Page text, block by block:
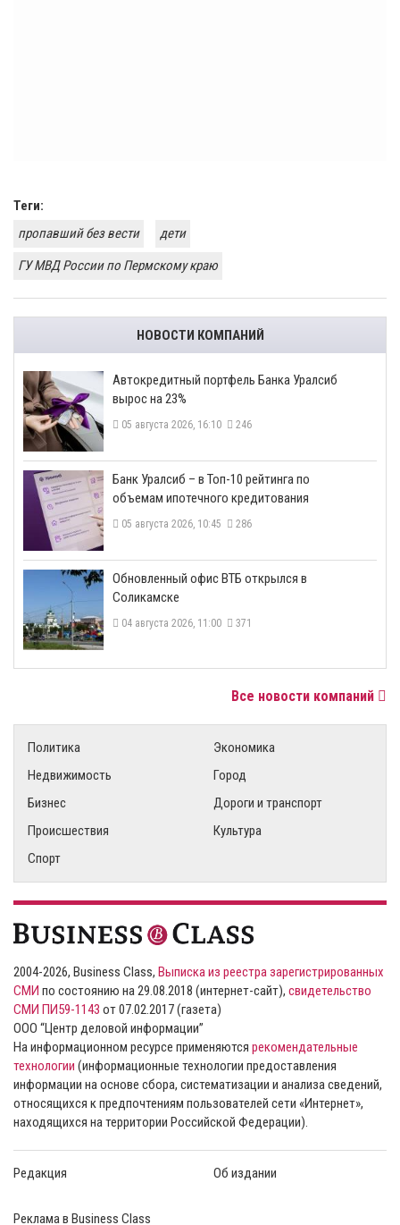
Теги:
пропавший без вести
дети
ГУ МВД России по Пермскому краю
НОВОСТИ КОМПАНИЙ
​Автокредитный портфель Банка Уралсиб
вырос на 23%
05 августа 2026, 16:10 246
​Банк Уралсиб – в Топ-10 рейтинга по
объемам ипотечного кредитования
05 августа 2026, 10:45 286
​Обновленный офис ВТБ открылся в
Соликамске
04 августа 2026, 11:00 371
Все новости компаний
Политика
Экономика
Недвижимость
Город
Бизнес
Дороги и транспорт
Происшествия
Культура
Спорт
2004-2026, Business Class, Выписка из реестра зарегистрированных
СМИ по состоянию на 29.08.2018 (интернет-сайт), свидетельство
СМИ ПИ59-1143 от 07.02.2017 (газета)
ООО “Центр деловой информации”
На информационном ресурсе применяются рекомендательные
технологии (информационные технологии предоставления
информации на основе сбора, систематизации и анализа сведений,
относящихся к предпочтениям пользователей сети «Интернет»,
находящихся на территории Российской Федерации).
Редакция Об издании
Реклама в Business Class